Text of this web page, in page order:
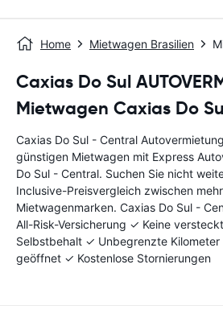
Home Mietwagen Brasilien
Caxias Do Sul
Mietwagen Caxias Do
Caxias Do Sul - Central
günstigen Mietwagen mit Express
Do Sul - Central. Suchen Sie nicht
Inclusive-Preisvergleich zwischen
Mietwagenmarken. Caxias Do Sul -
All-Risk-Versicherung ✓ Keine
Selbstbehalt ✓ Unbegrenzte
geöffnet ✓ Kostenlose Stornierungen